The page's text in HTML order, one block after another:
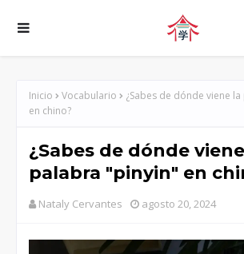
Inicio Vocabulario
¿Sabes de dónde viene
en chino?
¿Sabes de dónde
palabra "pinyin" en
Nataly Cervantes agosto 20, 2024